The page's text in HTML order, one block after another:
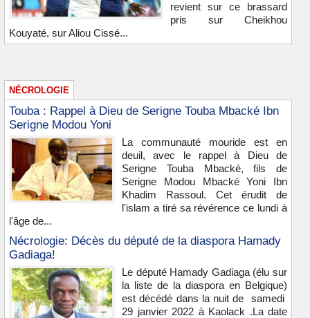
revient sur ce brassard
pris sur Cheikhou
Kouyaté, sur Aliou Cissé...
NÉCROLOGIE
Touba : Rappel à Dieu de Serigne Touba Mbacké Ibn
Serigne Modou Yoni
La communauté mouride est en
deuil, avec le rappel à Dieu de
Serigne Touba Mbacké, fils de
Serigne Modou Mbacké Yoni Ibn
Khadim Rassoul. Cet érudit de
l'islam a tiré sa révérence ce lundi à
l'âge de...
Nécrologie: Décès du député de la diaspora Hamady
Gadiaga!
Le député Hamady Gadiaga (élu sur
la liste de la diaspora en Belgique)
est décédé dans la nuit de samedi
29 janvier 2022 à Kaolack .La date